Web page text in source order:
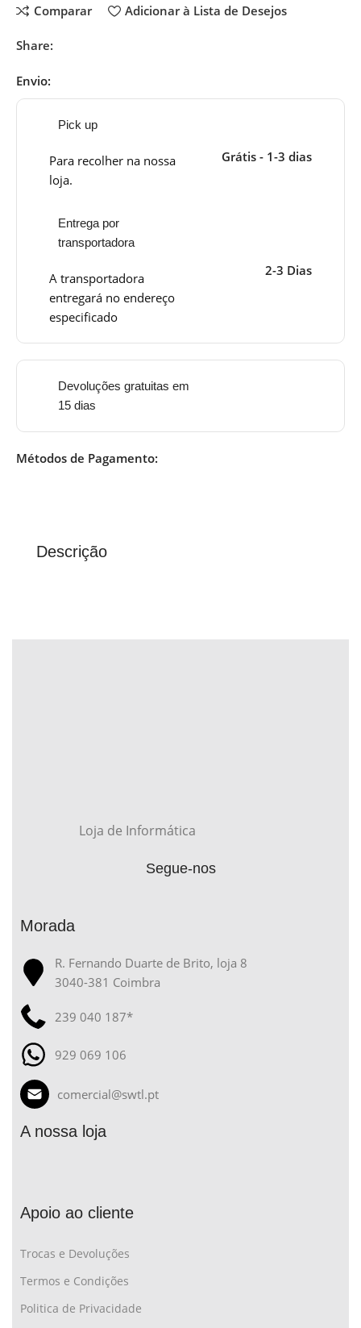
Comparar Adicionar à Lista de Desejos
Share:
Envio:
Pick up
Para recolher na nossa
loja.
Grátis - 1-3 dias
Entrega por
transportadora
A transportadora
entregará no endereço
especificado
2-3 Dias
Devoluções gratuitas em
15 dias
Métodos de Pagamento:
Descrição
Loja de Informática
Segue-nos
Morada
R. Fernando Duarte de Brito, loja 8
3040-381 Coimbra
239 040 187*
929 069 106
comercial@swtl.pt
A nossa loja
Apoio ao cliente
Trocas e Devoluções
Termos e Condições
Politica de Privacidade